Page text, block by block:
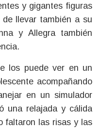
y gigantes figuras
llevar también a su
y Allegra también
los puede ver en un
acompañando
en un simulador
una relajada y cálida
faltaron las risas y las